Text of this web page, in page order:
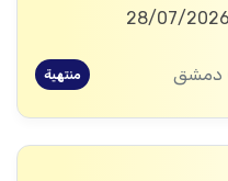
دمشق منتهية